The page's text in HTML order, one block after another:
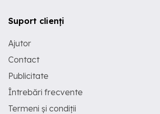
Suport clienți
Ajutor
Contact
Publicitate
Întrebări frecvente
Termeni și condiții